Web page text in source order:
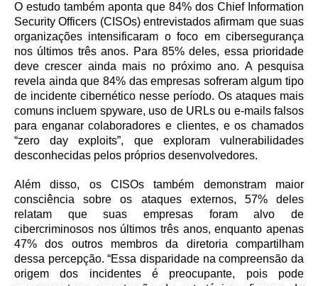
O estudo também aponta que 84% dos Chief Information
Security Officers (CISOs) entrevistados afirmam que suas
organizações intensificaram o foco em cibersegurança
nos últimos três anos. Para 85% deles, essa prioridade
deve crescer ainda mais no próximo ano. A pesquisa
revela ainda que 84% das empresas sofreram algum tipo
de incidente cibernético nesse período. Os ataques mais
comuns incluem spyware, uso de URLs ou e-mails falsos
para enganar colaboradores e clientes, e os chamados
“zero day exploits”, que exploram vulnerabilidades
desconhecidas pelos próprios desenvolvedores.
Além disso, os CISOs também demonstram maior
consciência sobre os ataques externos, 57% deles
relatam que suas empresas foram alvo de
cibercriminosos nos últimos três anos, enquanto apenas
47% dos outros membros da diretoria compartilham
dessa percepção. “Essa disparidade na compreensão da
origem dos incidentes é preocupante, pois pode